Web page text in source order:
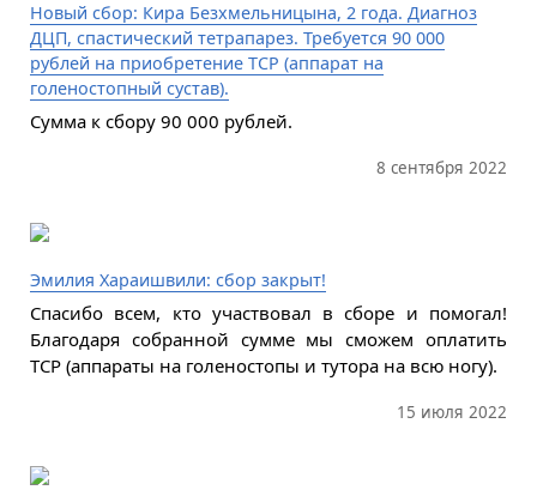
Новый сбор: Кира Безхмельницына, 2 года. Диагноз
ДЦП, спастический тетрапарез. Требуется 90 000
рублей на приобретение ТСР (аппарат на
голеностопный сустав).
Сумма к сбору 90 000 рублей.
8 сентября 2022
Эмилия Хараишвили: сбор закрыт!
Спасибо всем, кто участвовал в сборе и помогал!
Благодаря собранной сумме мы сможем оплатить
ТСР (аппараты на голеностопы и тутора на всю ногу).
15 июля 2022